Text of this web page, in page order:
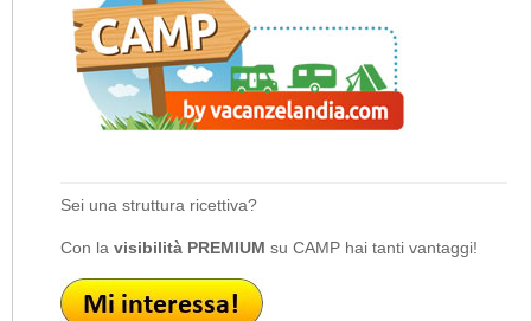
Sei una struttura ricettiva?
Con la visibilità PREMIUM su CAMP hai tanti vantaggi!